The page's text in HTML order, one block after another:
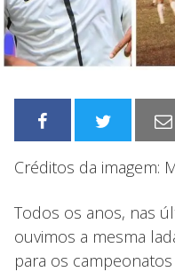
Créditos da imagem:
Todos os anos, nas
ouvimos a mesma
para os